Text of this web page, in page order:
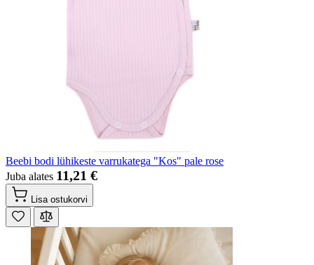
Beebi bodi lühikeste varrukatega "Kos" pale rose
Juba alates 11,21 €
Lisa ostukorvi